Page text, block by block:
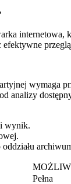
internetowa,
wymaga
analizy
wynik.
Pełna